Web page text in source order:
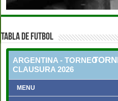
TABLA DE FUTBOL